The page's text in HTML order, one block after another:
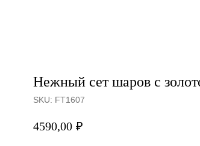
Нежный сет шаров с
SKU: FT1607
4590,00 ₽